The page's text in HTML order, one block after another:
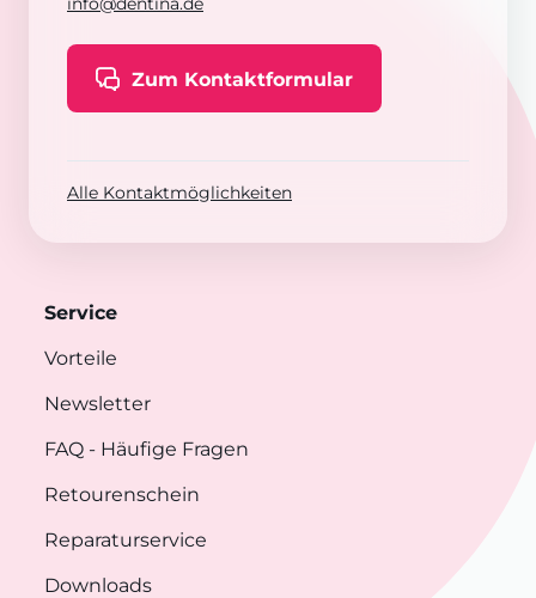
Zum Kontaktformular
Alle Kontaktmöglichkeiten
Service
Vorteile
Newsletter
FAQ - Häufige Fragen
Retourenschein
Reparaturservice
Downloads